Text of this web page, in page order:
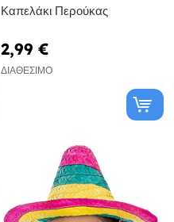
Καπελάκι Περούκας
2,99 €
ΔΙΑΘΈΣΙΜΟ